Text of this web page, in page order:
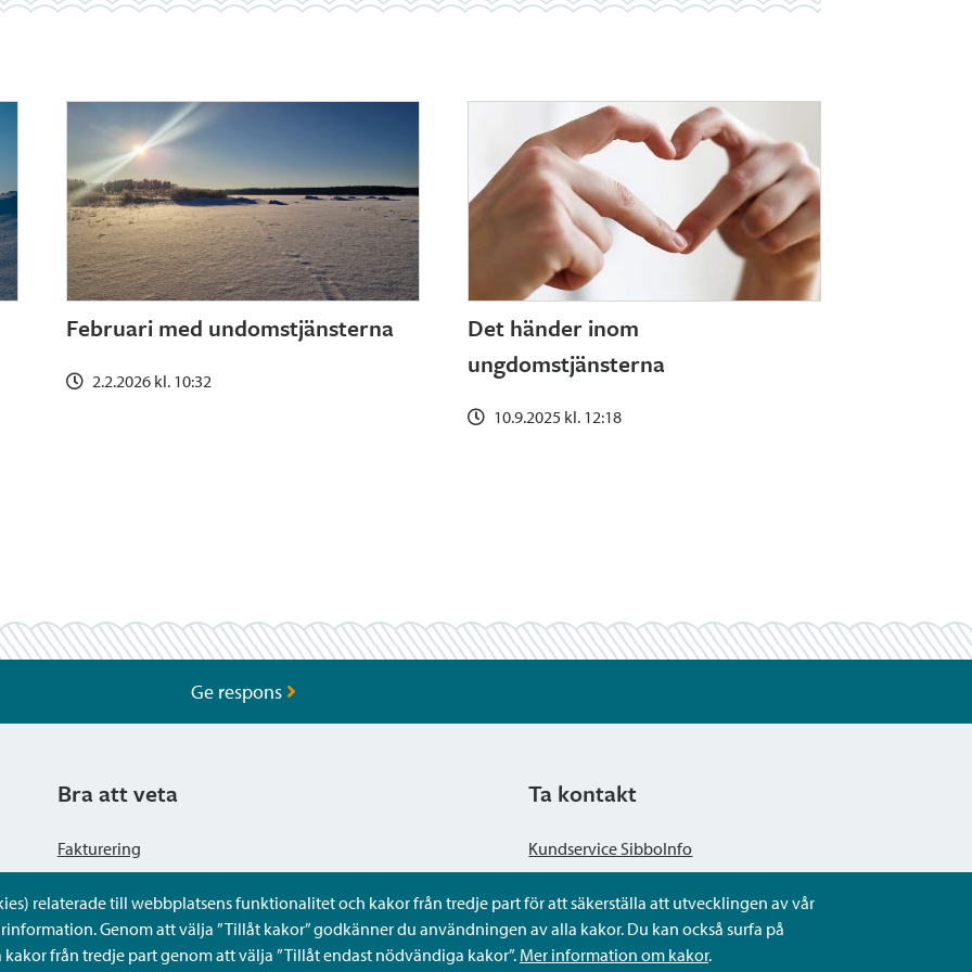
Februari med undomstjänsterna
2.2.2026 kl. 10:32
Det händer inom
ungdomstjänsterna
10.9.2025 kl. 12:18
relaterade till webbplatsens funktionalitet och kakor från tredje part för att säkerställa att utvecklingen av vår
Genom att välja ”Tillåt kakor” godkänner du användningen av alla kakor. Du kan också surfa på
från tredje part genom att välja ”Tillåt endast nödvändiga kakor”. Mer information om kakor.
Ge respons
Bra att veta
Fakturering
Dataskyddsbeskrivning
Tillgänglighetsutlåtande
Ta kontakt
Kundservice SibboInfo
Ge anonym respons
Ställ en fråga eller sköta ditt ärende